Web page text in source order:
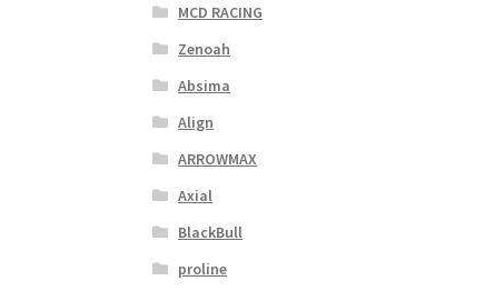
MCD RACING
Zenoah
Absima
Align
ARROWMAX
Axial
BlackBull
proline